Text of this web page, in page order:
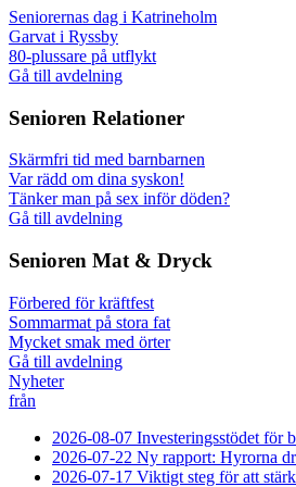
Seniorernas dag i Katrineholm
Garvat i Ryssby
80-plussare på utflykt
Gå till avdelning
Senioren Relationer
Skärmfri tid med barnbarnen
Var rädd om dina syskon!
Tänker man på sex inför döden?
Gå till avdelning
Senioren Mat & Dryck
Förbered för kräftfest
Sommarmat på stora fat
Mycket smak med örter
Gå till avdelning
Nyheter
från
2026-08-07 Investeringsstödet för
2026-07-22 Ny rapport: Hyrorna
2026-07-17 Viktigt steg för att